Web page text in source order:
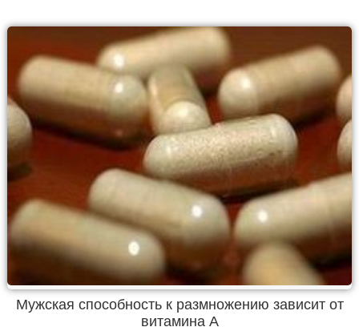
Мужская способность к размножению зависит от
витамина А